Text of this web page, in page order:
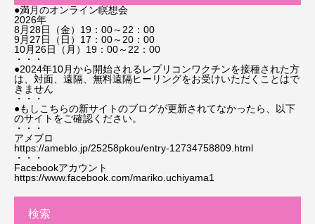
●満月のオンライン瞑想会
2026年
8月28日（金）19：00～22：00
9月27日（日）17：00～20：00
10月26日（月）19：00～22：00
・・・
●2024年10月から開始されるレプリコンワクチンを接種された方
は、対面、遠隔、無料遠隔ヒーリングをお受けいただくことはで
きません
・・・
●もしこちらの新サイトのブログが更新されてなかったら、以下
のサイトをご確認ください。
・・・
アメブロ
https://ameblo.jp/25258pkou/entry-12734758809.html
・・・
Facebookアカウント
https://www.facebook.com/mariko.uchiyama1
検索